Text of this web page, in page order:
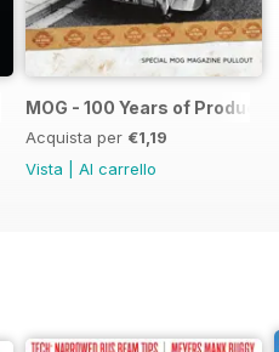
MOG - 100 Years of
Acquista per €1,19
Vista
Al carrello